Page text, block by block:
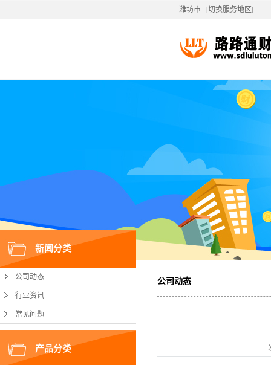
潍坊市 [切换服务地区]
新闻分类
公司动态
行业资讯
常见问题
产品分类
公司动态